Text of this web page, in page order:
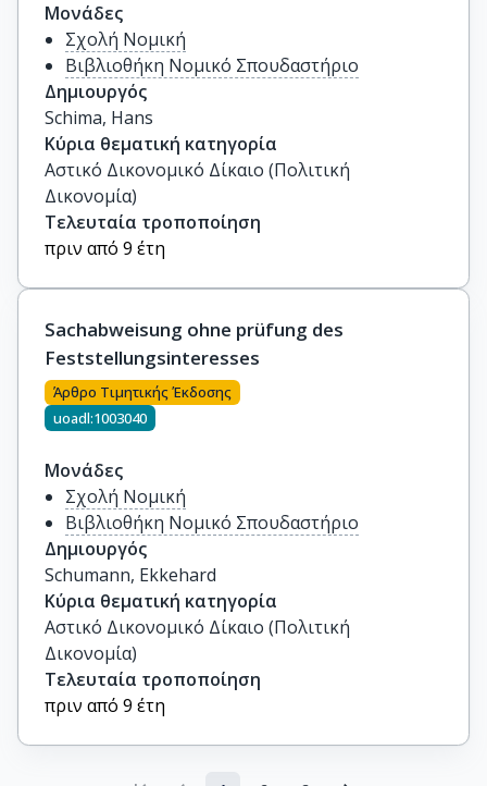
Μονάδες
Σχολή Νομική
Βιβλιοθήκη Νομικό Σπουδαστήριο
Δημιουργός
Schima, Hans
Κύρια θεματική κατηγορία
Αστικό Δικονομικό Δίκαιο (Πολιτική
Δικονομία)
Τελευταία τροποποίηση
πριν από 9 έτη
Sachabweisung ohne prüfung des
Feststellungsinteresses
Άρθρο Τιμητικής Έκδοσης
uoadl:1003040
Μονάδες
Σχολή Νομική
Βιβλιοθήκη Νομικό Σπουδαστήριο
Δημιουργός
Schumann, Ekkehard
Κύρια θεματική κατηγορία
Αστικό Δικονομικό Δίκαιο (Πολιτική
Δικονομία)
Τελευταία τροποποίηση
πριν από 9 έτη